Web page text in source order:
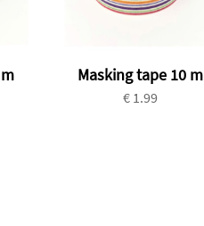
Masking tape 10 m
€ 1.99